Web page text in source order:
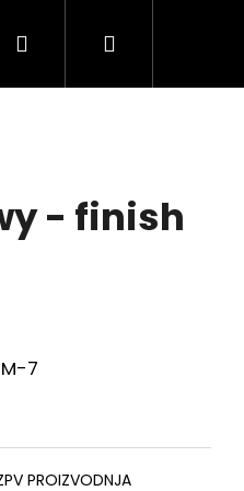
od 1 stycznia
Zaloguj Koszyk
- finish
7
PROIZVODNJA